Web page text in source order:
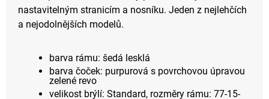
nastavitelným stranicím a nosníku. Jeden z nejlehčích
a nejodolnějších modelů.
barva rámu: šedá lesklá
barva čoček: purpurová s povrchovou úpravou
zelené revo
velikost brýlí: Standard, rozměry rámu: 77-15-